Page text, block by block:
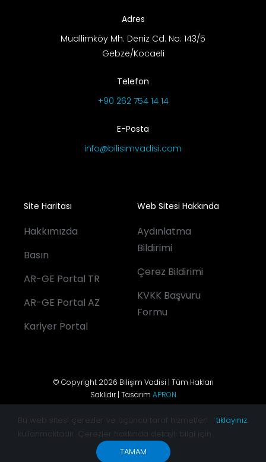
Adres
Muallimköy Mh. Deniz Cd. No: 143/5
Gebze/Kocaeli
Telefon
+90 262 754 14 14
E-Posta
info@bilisimvadisi.com
Site Haritası
Hakkımızda
Basın
AR-GE Portal TR
AR-GE Portal AZ
Kariyer Portal
Web Sitesi Hakkında
Aydınlatma
Bildirimi
Çerez Bildirimi
KVKK Başvuru
Formu
© Copyright 2026 Bilişim Vadisi | Tüm Hakları
Saklıdır | Tasarım APRON
Bu web sitesi çerezler ve üçüncü taraf hizmetleri
kullanmaktadır. Çerezler hakkında detaylı bilgi için
tıklayınız.
TAMAM